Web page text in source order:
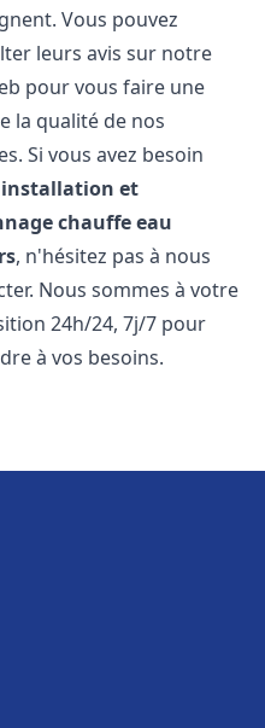
Vous pouvez
leurs avis sur notre
pour vous faire une
la qualité de nos
Si vous avez besoin
installation et
chauffe eau
, n'hésitez pas à nous
Nous sommes à votre
24h/24, 7j/7 pour
à vos besoins.